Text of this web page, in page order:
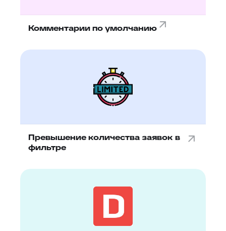
Комментарии по умолчанию
Превышение количества заявок в
фильтре